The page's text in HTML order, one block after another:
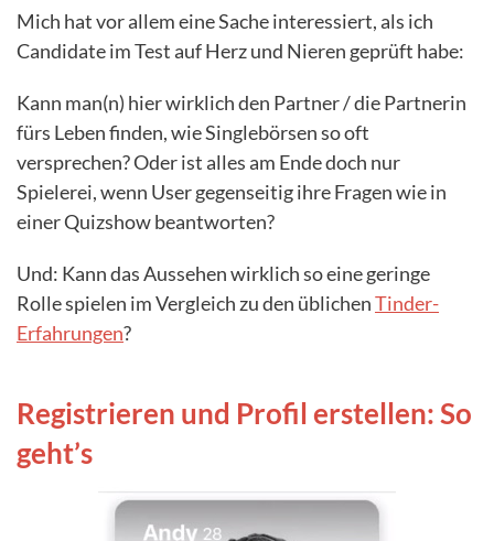
Mich hat vor allem eine Sache interessiert, als ich
Candidate im Test auf Herz und Nieren geprüft habe:
Kann man(n) hier wirklich den Partner / die Partnerin
fürs Leben finden, wie Singlebörsen so oft
versprechen? Oder ist alles am Ende doch nur
Spielerei, wenn User gegenseitig ihre Fragen wie in
einer Quizshow beantworten?
Und: Kann das Aussehen wirklich so eine geringe
Rolle spielen im Vergleich zu den üblichenTinder-
Erfahrungen?
Registrieren und Profil erstellen: So
geht’s